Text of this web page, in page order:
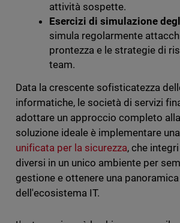
attività sospette.
Esercizi di simulazione
simula regolarmente
prontezza e le strategie di
team.
Data la crescente sofisticatezza
informatiche, le società di servizi
adottare un approccio completo
soluzione ideale è implementare una
unificata per la sicurezza, che
diversi in un unico ambiente per
gestione e ottenere una
dell'ecosistema IT.